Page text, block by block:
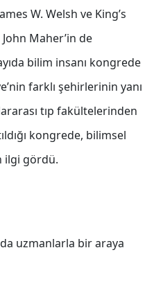
W. Welsh ve King’s
Maher’in de
bilim insanı kongrede
farklı şehirlerinin yanı
tıp fakültelerinden
kongrede, bilimsel
ilgi gördü.
uzmanlarla bir araya